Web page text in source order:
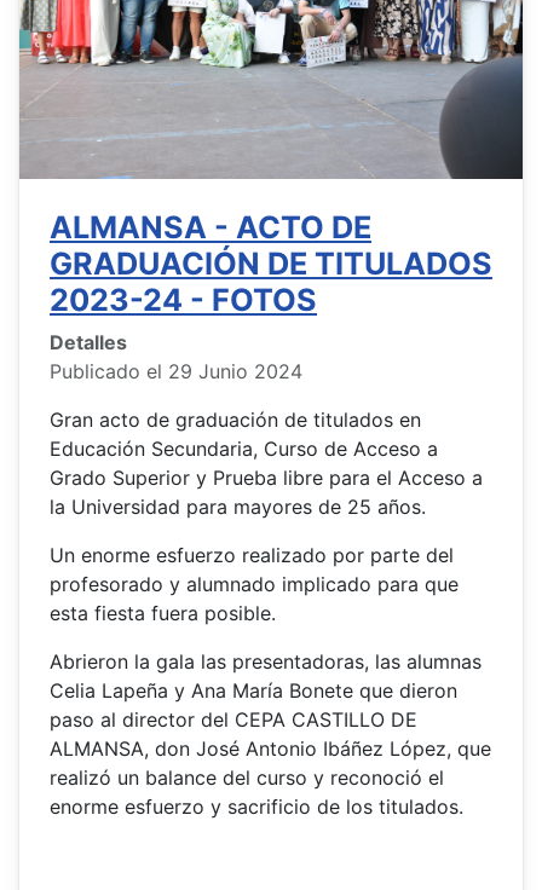
ALMANSA - ACTO DE
GRADUACIÓN DE TITULADOS
2023-24 - FOTOS
Detalles
Publicado el 29 Junio 2024
Gran acto de graduación de titulados en
Educación Secundaria, Curso de Acceso a
Grado Superior y Prueba libre para el Acceso a
la Universidad para mayores de 25 años.
Un enorme esfuerzo realizado por parte del
profesorado y alumnado implicado para que
esta fiesta fuera posible.
Abrieron la gala las presentadoras, las alumnas
Celia Lapeña y Ana María Bonete que dieron
paso al director del CEPA CASTILLO DE
ALMANSA, don José Antonio Ibáñez López, que
realizó un balance del curso y reconoció el
enorme esfuerzo y sacrificio de los titulados.